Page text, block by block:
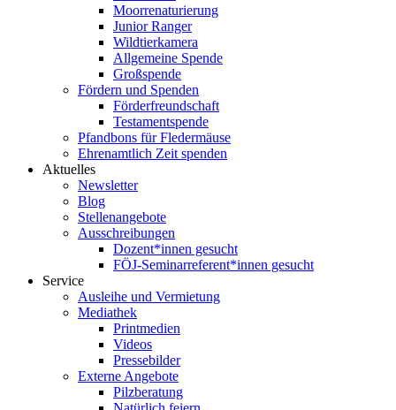
Moorrenaturierung
Junior Ranger
Wildtierkamera
Allgemeine Spende
Großspende
Fördern und Spenden
Förderfreundschaft
Testamentspende
Pfandbons für Fledermäuse
Ehrenamtlich Zeit spenden
Aktuelles
Newsletter
Blog
Stellenangebote
Ausschreibungen
Dozent*innen gesucht
FÖJ-Seminarreferent*innen gesucht
Service
Ausleihe und Vermietung
Mediathek
Printmedien
Videos
Pressebilder
Externe Angebote
Pilzberatung